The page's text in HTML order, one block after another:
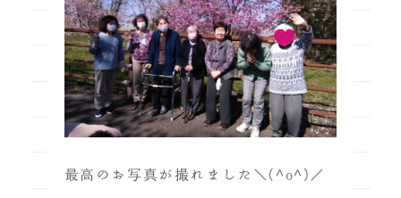
最高のお写真が撮れました＼(^o^)／